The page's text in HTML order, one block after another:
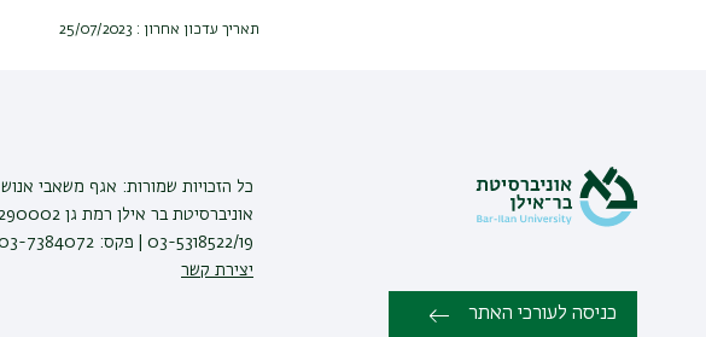
תאריך עדכון אחרון : 25/07/2023
כניסה לעורכי האתר
כל הזכויות שמורות: אגף משאבי אנוש |
03-5318522/19 | פקס: 03-7384072 |
יצירת קשר